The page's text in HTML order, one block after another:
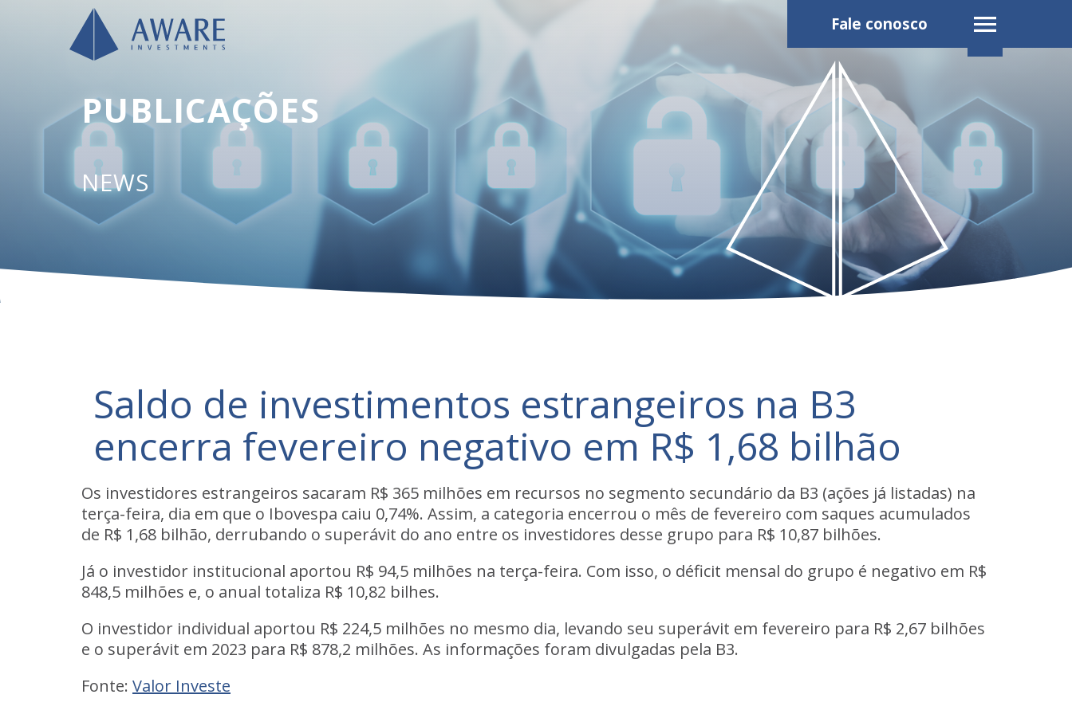
Fale conosco
PUBLICAÇÕES
NEWS
Saldo de investimentos estrangeiros na B3
encerra fevereiro negativo em R$ 1,68 bilhão
Os investidores estrangeiros sacaram R$ 365 milhões em recursos no segmento secundário da B3 (ações já listadas) na
terça-feira, dia em que o Ibovespa caiu 0,74%. Assim, a categoria encerrou o mês de fevereiro com saques acumulados
de R$ 1,68 bilhão, derrubando o superávit do ano entre os investidores desse grupo para R$ 10,87 bilhões.
Já o investidor institucional aportou R$ 94,5 milhões na terça-feira. Com isso, o déficit mensal do grupo é negativo em R$
848,5 milhões e, o anual totaliza R$ 10,82 bilhes.
O investidor individual aportou R$ 224,5 milhões no mesmo dia, levando seu superávit em fevereiro para R$ 2,67 bilhões
e o superávit em 2023 para R$ 878,2 milhões. As informações foram divulgadas pela B3.
Fonte: Valor Investe